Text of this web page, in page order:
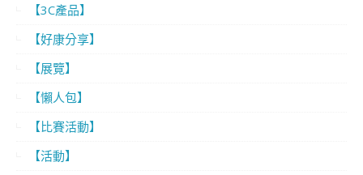
【3C產品】
【好康分享】
【展覽】
【懶人包】
【比賽活動】
【活動】